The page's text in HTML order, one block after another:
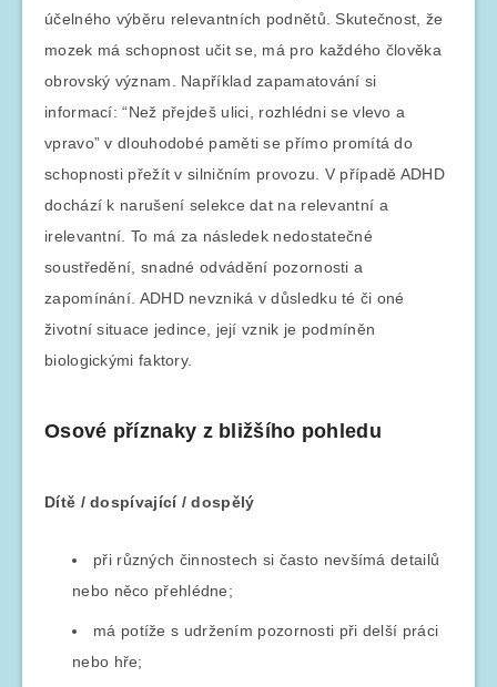
účelného výběru relevantních podnětů. Skutečnost, že
mozek má schopnost učit se, má pro každého člověka
obrovský význam. Například zapamatování si
informací: “Než přejdeš ulici, rozhlédni se vlevo a
vpravo” v dlouhodobé paměti se přímo promítá do
schopnosti přežít v silničním provozu. V případě ADHD
dochází k narušení selekce dat na relevantní a
irelevantní. To má za následek nedostatečné
soustředění, snadné odvádění pozornosti a
zapomínání. ADHD nevzniká v důsledku té či oné
životní situace jedince, její vznik je podmíněn
biologickými faktory.
Osové příznaky z bližšího pohledu
Dítě / dospívající / dospělý
při různých činnostech si často nevšímá detailů
nebo něco přehlédne;
má potíže s udržením pozornosti při delší práci
nebo hře;